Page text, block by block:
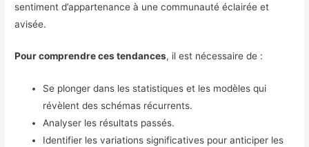
sentiment d’appartenance à une communauté éclairée et
avisée.
Pour comprendre ces tendances, il est nécessaire de :
Se plonger dans les statistiques et les modèles qui
révèlent des schémas récurrents.
Analyser les résultats passés.
Identifier les variations significatives pour anticiper les